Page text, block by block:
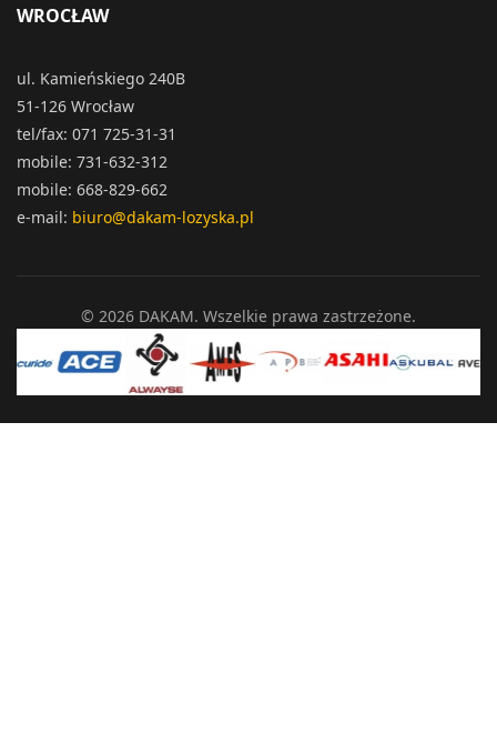
WROCŁAW
ul. Kamieńskiego 240B
51-126 Wrocław
tel/fax: 071 725-31-31
mobile: 731-632-312
mobile: 668-829-662
e-mail: biuro@dakam-lozyska.pl
© 2026 DAKAM. Wszelkie prawa zastrzeżone.